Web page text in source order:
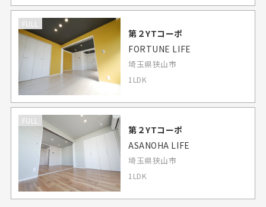
FULL
第２YTコーポ
FORTUNE LIFE
埼玉県狭山市
1LDK
FULL
第２YTコーポ
ASANOHA LIFE
埼玉県狭山市
1LDK